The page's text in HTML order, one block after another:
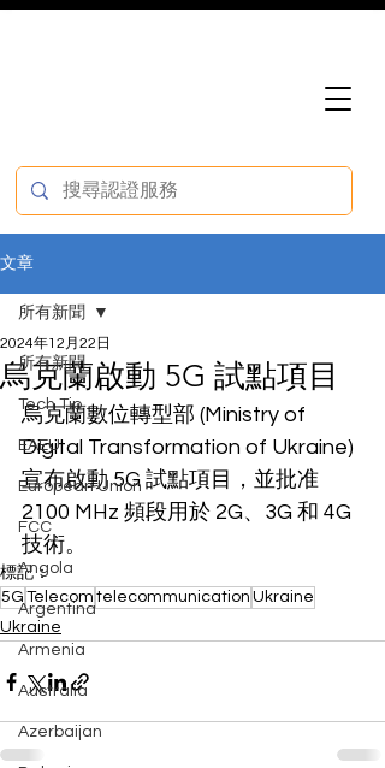
文章
所有新聞
Tech Tip
EAEU
European Union
FCC
Angola
Argentina
Armenia
Australia
Azerbaijan
所有新聞
烏克蘭啟動 5G 試點項目
2024年12月22日
烏克蘭數位轉型部 (Ministry of
Digital Transformation of Ukraine)
宣布啟動 5G 試點項目，並批准
2100 MHz 頻段用於 2G、3G 和 4G
技術。
標記：
5G Telecom telecommunication Ukraine
Ukraine